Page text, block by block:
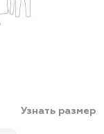
Узнать размер